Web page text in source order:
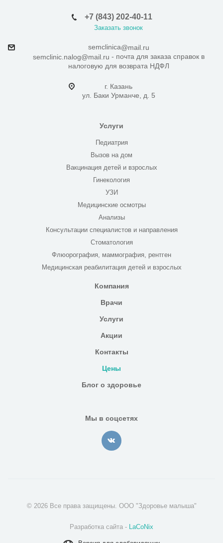
+7 (843) 202-40-11
Заказать звонок
semclinica@mail.ru
semclinic.nalog@mail.ru - почта для заказа справок в
налоговую для возврата НДФЛ
г. Казань
ул. Баки Урманче, д. 5
Услуги
Педиатрия
Вызов на дом
Вакцинация детей и взрослых
Гинекология
УЗИ
Медицинские осмотры
Анализы
Консультации специалистов и направления
Стоматология
Флюорография, маммография, рентген
Медицинская реабилитация детей и взрослых
Компания
Врачи
Услуги
Акции
Контакты
Цены
Блог о здоровье
Мы в соцсетях
© 2026 Все права защищены. ООО "Здоровье малыша"
Разработка сайта - LaCoNix